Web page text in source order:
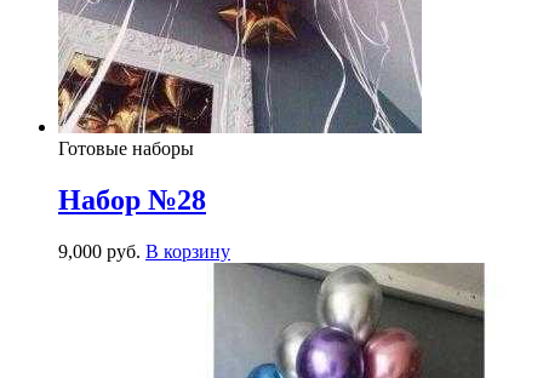
Готовые наборы
Набор №28
9,000 руб. В корзину